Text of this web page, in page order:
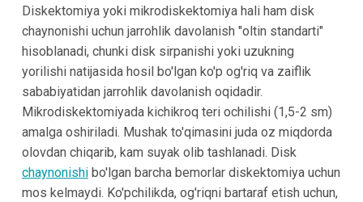
Diskektomiya yoki mikrodiskektomiya hali ham disk
chaynonishi uchun jarrohlik davolanish "oltin standarti"
hisoblanadi, chunki disk sirpanishi yoki uzukning
yorilishi natijasida hosil bo'lgan ko'p og'riq va zaiflik
sababiyatidan jarrohlik davolanish oqidadir.
Mikrodiskektomiyada kichikroq teri ochilishi (1,5-2 sm)
amalga oshiriladi. Mushak to'qimasini juda oz miqdorda
olovdan chiqarib, kam suyak olib tashlanadi. Disk
chaynonishibo'lgan barcha bemorlar diskektomiya uchun
mos kelmaydi. Ko'pchilikda, og'riqni bartaraf etish uchun,